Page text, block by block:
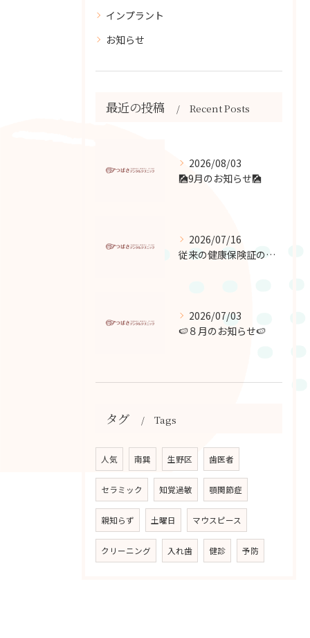
インプラント
お知らせ
最近の投稿 Recent Posts
2026/08/03
🎑9月のお知らせ🎑
2026/07/16
従来の健康保険証の有効期限終了について
2026/07/03
🍉８月のお知らせ🍉
タグ Tags
人気 南巽 生野区 歯医者
セラミック 知覚過敏 顎関節症
親知らず 土曜日 マウスピース
クリーニング 入れ歯 健診 予防